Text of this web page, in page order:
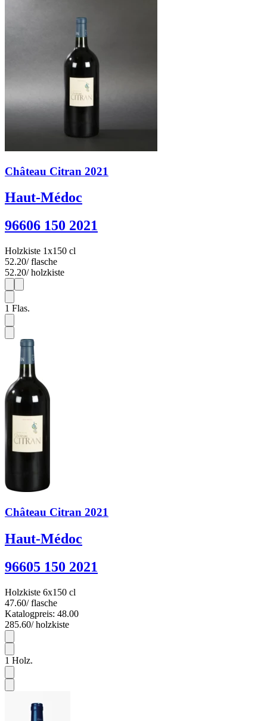
Château Citran 2021
Haut-Médoc
96606 150 2021
Holzkiste 1x150 cl
52.20/ flasche
52.20/ holzkiste
1
1 Flas.
Château Citran 2021
Haut-Médoc
96605 150 2021
Holzkiste 6x150 cl
47.60/ flasche
Katalogpreis: 48.00
285.60/ holzkiste
1 Holz.